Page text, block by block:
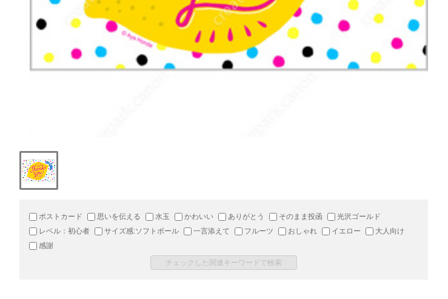
ポストカード 思いを伝える 水玉 かわいい ありがとう そのまま投函
光沢ゴールド
レベル：初心者
サイズ感:ソフトボール 一言添えて フルーツ おしゃれ イエロー
大人向け
感謝